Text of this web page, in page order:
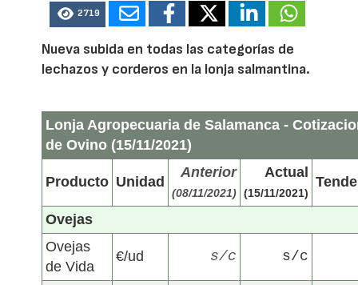
2719
Nueva subida en todas las categorías de
lechazos y corderos en la lonja salmantina.
Lonja Agropecuaria de Salamanca -
de Ovino (15/11/2021)
Producto Unidad
Anterior
(08/11/2021)
Actual
(15/11/2021)
Ovejas
Ovejas
de Vida
€/ud s/c s/c